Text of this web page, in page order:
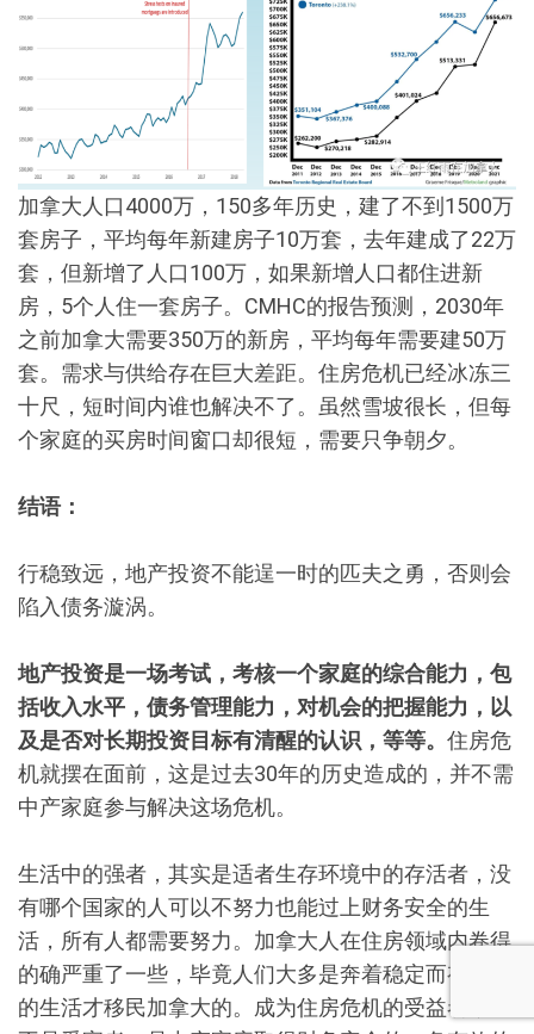
加拿大人口4000万，150多年历史，建了不到1500万
套房子，平均每年新建房子10万套，去年建成了22万
套，但新增了人口100万，如果新增人口都住进新
房，5个人住一套房子。CMHC的报告预测，2030年
之前加拿大需要350万的新房，平均每年需要建50万
套。需求与供给存在巨大差距。住房危机已经冰冻三
十尺，短时间内谁也解决不了。虽然雪坡很长，但每
个家庭的买房时间窗口却很短，需要只争朝夕。
结语：
行稳致远，地产投资不能逞一时的匹夫之勇，否则会
陷入债务漩涡。
地产投资是一场考试，考核一个家庭的综合能力，包
括收入水平，债务管理能力，对机会的把握能力，以
及是否对长期投资目标有清醒的认识，等等。 住房危
机就摆在面前，这是过去30年的历史造成的，并不需
中产家庭参与解决这场危机。
生活中的强者，其实是适者生存环境中的存活者，没
有哪个国家的人可以不努力也能过上财务安全的生
活，所有人都需要努力。加拿大人在住房领域内卷得
的确严重了一些，毕竟人们大多是奔着稳定而有尊严
的生活才移民加拿大的。成为住房危机的受益者，而